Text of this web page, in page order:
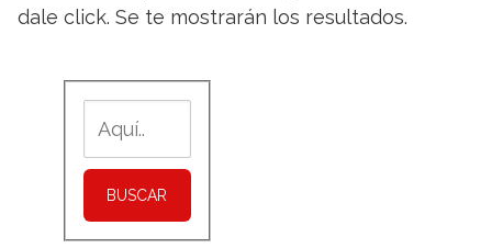
dale click. Se te mostrarán los resultados.
BUSCAR